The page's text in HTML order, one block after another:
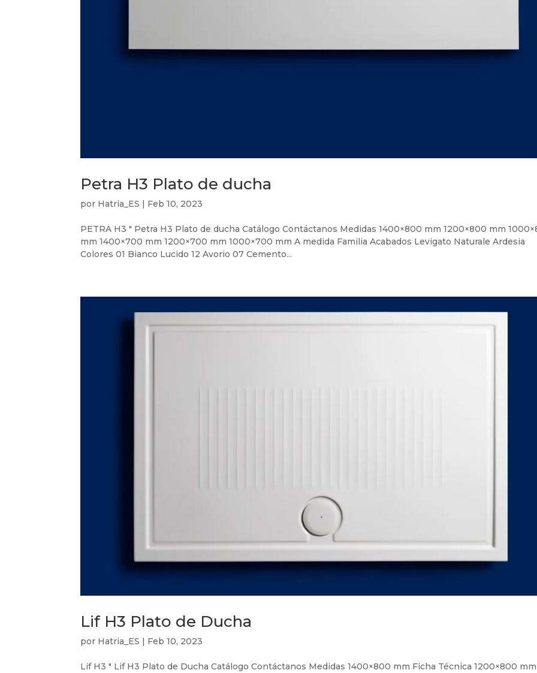
Petra H3 Plato de ducha
por Hatria_ES Feb 10, 2023
PETRA H3 " Petra H3 Plato de ducha Catálogo Contáctanos Medidas 1400×800 mm 1200×800 mm
mm 1400×700 mm 1200×700 mm 1000×700 mm A medida Familia Acabados Levigato Naturale Ardesia
Colores 01 Bianco Lucido 12 Avorio 07 Cemento...
Lif H3 Plato de Ducha
por Hatria_ES | Feb 10, 2023
Lif H3 " Lif H3 Plato de Ducha Catálogo Contáctanos Medidas 1400×800 mm Ficha Técnica 1200×800 mm